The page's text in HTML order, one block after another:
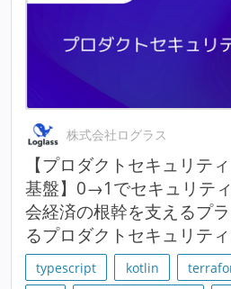
株式会社ログラス
【プロダクトセキュリテ
基盤】0→1でセキュリテ
会経済の根幹を支えるプ
るプロダクトセキュリテ
typescript kotlin